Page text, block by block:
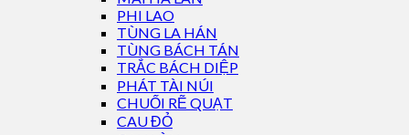
PHI LAO
TÙNG LA HÁN
TÙNG BÁCH TÁN
TRẮC BÁCH DIỆP
PHÁT TÀI NÚI
CHUỐI RẼ QUẠT
CAU ĐỎ